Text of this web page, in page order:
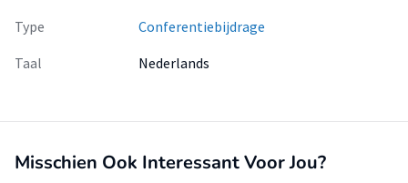
Type
Conferentiebijdrage
Taal
Nederlands
Misschien Ook Interessant Voor Jou?